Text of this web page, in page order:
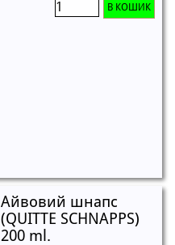
В КОШИК
Айвовий шнапс
(QUITTE SCHNAPPS)
200 ml.